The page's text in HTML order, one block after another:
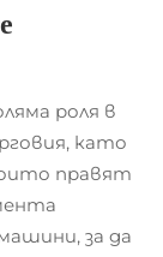
роля в
като
правят
за да